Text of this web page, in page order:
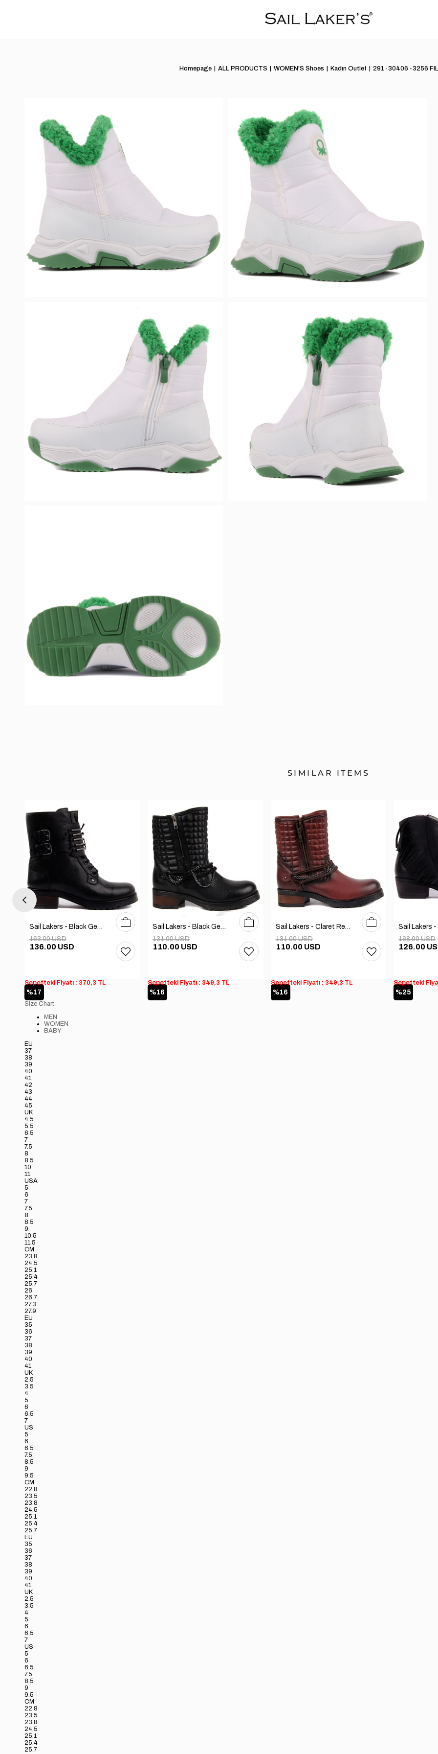
Homepage ALL PRODUCTS WOMEN'S Shoes Kadın Outlet 291-30406 -3256
SIMILAR ITEMS
Sail Lakers - Black Genuine Leather Women's Boots
136.00 USD
163.00 USD
%17
Sepetteki Fiyatı : 370,3 TL
3637
Sail Lakers - Black Genuine Leather Zippered Women's Boots
110.00 USD
131.00 USD
%16
Sepetteki Fiyatı : 349,3 TL
3637
Sail Lakers - Claret Red Genuine Leather Zippered Women's Boots
110.00 USD
131.00 USD
%16
Sepetteki Fiyatı : 349,3 TL
3637
126.00
168.00 USD
%25
Sepetteki
Size Chart
MEN
WOMEN
BABY
EU
37
38
39
40
41
42
43
44
45
UK
4.5
5.5
6.5
7
7.5
8
8.5
10
11
USA
5
6
7
7.5
8
8.5
9
10.5
11.5
CM
23.8
24.5
25.1
25.4
25.7
26
26.7
27.3
27.9
EU
35
36
37
38
39
40
41
UK
2.5
3.5
4
5
6
6.5
7
US
5
6
6.5
7.5
8.5
9
9.5
CM
22.8
23.5
23.8
24.5
25.1
25.4
25.7
EU
35
36
37
38
39
40
41
UK
2.5
3.5
4
5
6
6.5
7
US
5
6
6.5
7.5
8.5
9
9.5
CM
22.8
23.5
23.8
24.5
25.1
25.4
25.7